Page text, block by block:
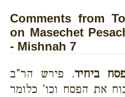
Comments from
on Masechet
- Mishnah 7
ביחיד. פירש הר"ב
את הפסח וכו' כלומר